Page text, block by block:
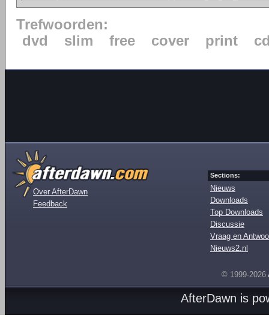
Trefwoorden:
dvd
slim free cover print
Over AfterDawn
Feedback
Sections:
Nieuws
Downloads
Top Downloads
Discussie
Vraag en
Nieuws2.nl
© 1999-2026
AfterDawn is